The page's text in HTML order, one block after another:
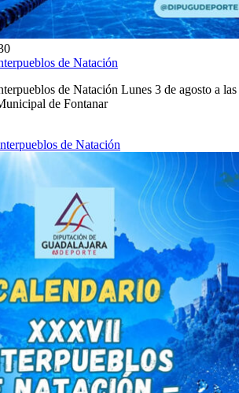
de Natación
de Natación Lunes 3 de agosto a las
de Fontanar
de Natación